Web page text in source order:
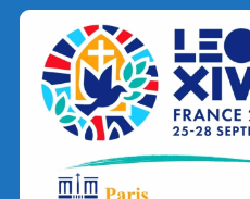
Nos paroisses